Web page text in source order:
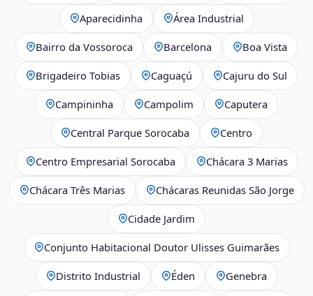
Aparecidinha Área Industrial
Bairro da Vossoroca Barcelona Boa Vista
Brigadeiro Tobias Caguaçú Cajuru do Sul
Campininha Campolim Caputera
Central Parque Sorocaba Centro
Centro Empresarial Sorocaba Chácara 3 Marias
Chácara Três Marias Chácaras Reunidas São Jorge
Cidade Jardim
Conjunto Habitacional Doutor Ulisses Guimarães
Distrito Industrial Éden Genebra